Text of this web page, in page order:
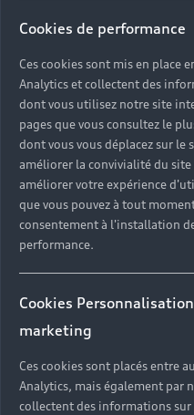
Audi vous permet de
réparation de votre
depuis son site
les tarifs selon votre
chaque détail de la
vous est alors
pouvez le régler en
l'heure de
Découvrir les
Cookies de performance
Ces cookies sont mis en place
Analytics et collectent des
dont vous utilisez notre site
pages que vous consultez le
dont vous vous déplacez sur le
améliorer la convivialité du
améliorer votre expérience
que vous pouvez à tout
consentement à l'installation
performance.
Cookies
marketing
Ces cookies sont placés entre
Analytics, mais également par
collectent des informations sur